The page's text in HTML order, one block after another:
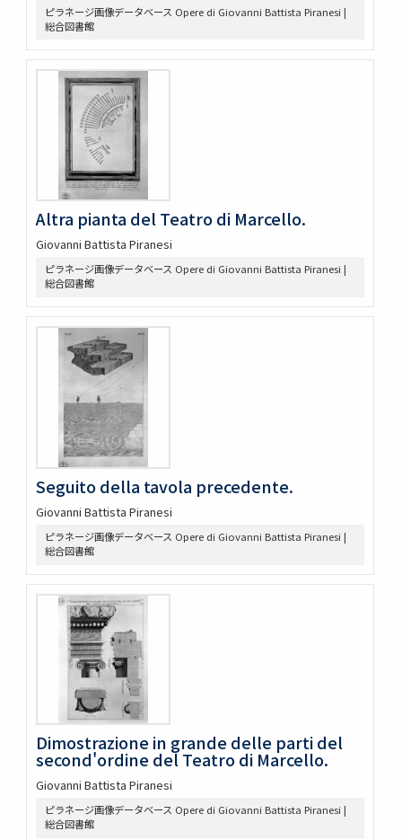
A new mapp of y[e] empire of China : with its severall
provinces or kingdomes, together with the adjacent isles
of Japon or Niphon, Formosa, Hainan, etc
Japonia Regnum
A newe mape of Tartary
La gran Tartaria : diuisa nelle sue parti principali
Accuratissima totius Asiæ tabula
Nova et accurata Japoniæ terræ Esonis ac insularum
adjacentium : ex novißima detectione descriptio
Orbis terrarum nova et accuratissima tabula
A new map of great Tartary and China, with the adjoyning
parts of Asia, taken from Mr. de Fer's Map of Asia
Present Asia : distinguisht into its general divisions or
mountains &c
Orbis vetus, et orbis veteris utraque continens, terrarum
q3 tractus arcticus, et antarcticus ex Platone :
To the right honorable William Lord Cowper, Lord High
Chancellor of Great Britain this map of Asia according to ye
newest and most exact observations
A new and correct map of the world, laid down according
to the newest discoveries, and from the most exact
observations
Orbis veteribus noti tabula nova : derosier, sculp
Carte de l'Asie : selon les auteurs anciens enrichie de
remarques historiques sur les changemens qui y sont
arrivez
A new map of India & China : from the latest observations
humbly inscribed to the Right Honbe. George Earl of
Warrington
Asia : corrected from the observations communicated to
Paris
L'Asie : dresée sur les observations de l'Academie royale
des sciences et quelques autres, et sur les memoires les
plus recens
Royaume de Corée
Asia antiqua cum finitimis Africæ et Europæ regionibus
Imperium Japonicum : per sexaginta et sex regiones
digestum atque ex ipsorum Japonensium mappis
descriptum
A new and accurate map of the Empire of Japan : laid down
from the memoirs of the Portuguese and Dutch : and
particularly from the Jesuit missionaries
Nouvelle carte de l'empire de la Chine et les païs
aangrensende landen
ピラネージ画像データベース Opere di Giovanni Battista Piranesi |
総合図書館
Altra pianta del Teatro di Marcello.
Giovanni Battista Piranesi
ピラネージ画像データベース Opere di Giovanni Battista Piranesi |
総合図書館
Seguito della tavola precedente.
Giovanni Battista Piranesi
ピラネージ画像データベース Opere di Giovanni Battista Piranesi |
総合図書館
Dimostrazione in grande delle parti del
second'ordine del Teatro di Marcello.
Giovanni Battista Piranesi
ピラネージ画像データベース Opere di Giovanni Battista Piranesi |
総合図書館